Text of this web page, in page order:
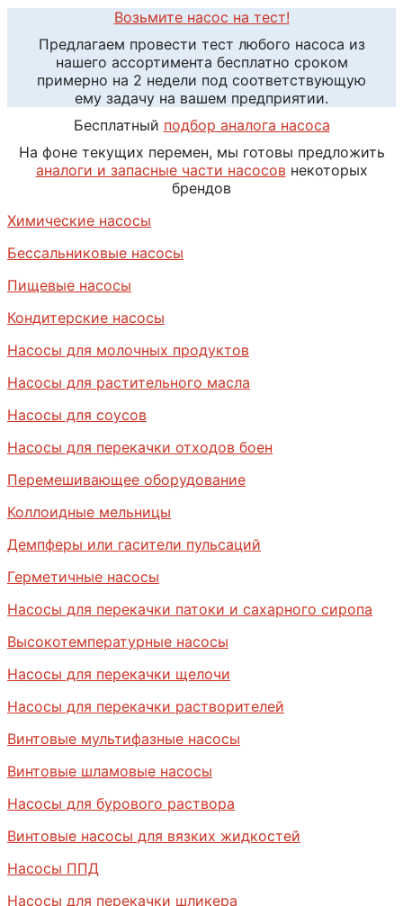
Возьмите насос на тест!
Предлагаем провести тест любого насоса из
нашего ассортимента бесплатно сроком
примерно на 2 недели под соответствующую
ему задачу на вашем предприятии.
Бесплатный подбор аналога насоса
На фоне текущих перемен, мы готовы предложить
аналоги и запасные части насосовнекоторых
брендов
Химические насосы
Бессальниковые насосы
Пищевые насосы
Кондитерские насосы
Насосы для молочных продуктов
Насосы для растительного масла
Насосы для соусов
Насосы для перекачки отходов боен
Перемешивающее оборудование
Коллоидные мельницы
Демпферы или гасители пульсаций
Герметичные насосы
Насосы для перекачки патоки и сахарного сиропа
Высокотемпературные насосы
Насосы для перекачки щелочи
Насосы для перекачки растворителей
Винтовые мультифазные насосы
Винтовые шламовые насосы
Насосы для бурового раствора
Винтовые насосы для вязких жидкостей
Насосы ППД
Насосы для перекачки шликера